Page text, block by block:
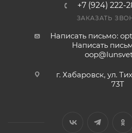
+7 (924) 222-
ЗАКАЗАТЬ
Написать письмо:
Написать
г. Хабаровск, ул.
73Т